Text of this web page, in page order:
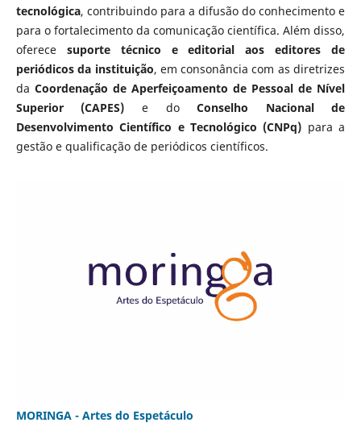
tecnológica, contribuindo para a difusão do conhecimento e
para o fortalecimento da comunicação científica. Além disso,
oferece suporte técnico e editorial aos editores de
periódicos da instituição, em consonância com as diretrizes
da Coordenação de Aperfeiçoamento de Pessoal de Nível
Superior (CAPES) e doConselho Nacional de
Desenvolvimento Científico e Tecnológico (CNPq) para a
gestão e qualificação de periódicos científicos.
MORINGA - Artes do Espetáculo